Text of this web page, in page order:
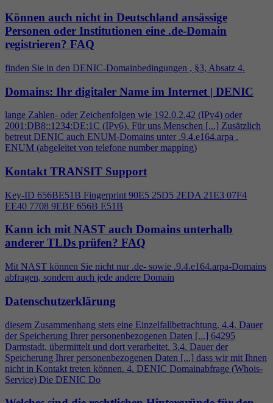
Können auch nicht in Deutschland ansässige
Personen oder Institutionen eine .de-Domain
registrieren? FAQ
finden Sie in den DENIC-Domainbedingungen , §3, Absatz 4.
Domains: Ihr digitaler Name im Internet | DENIC
lange Zahlen- oder Zeichenfolgen wie 192.0.2.42 (IPv4) oder
2001:DB8::1234:DE:1C (IPv6). Für uns Menschen [...] Zusätzlich
betreut DENIC auch ENUM-Domains unter .9.4.e164.arpa .
ENUM (abgeleitet von telefone number mapping)
Kontakt TRANSIT Support
Key-ID 656BE51B Fingerprint 90E5 25D5 2EDA 21E3 07F4
EE40 7708 9EBF 656B E51B
Kann ich mit NAST auch Domains unterhalb
anderer TLDs prüfen? FAQ
Mit NAST können Sie nicht nur .de- sowie .9.4.e164.arpa-Domains
abfragen, sondern auch jede andere Domain
Datenschutzerklärung
diesem Zusammenhang stets eine Einzelfallbetrachtung. 4.4. Dauer
der Speicherung Ihrer personenbezogenen Daten [...] 64295
Darmstadt, übermittelt und dort verarbeitet. 3.4. Dauer der
Speicherung Ihrer personenbezogenen Daten [...] dass wir mit Ihnen
nicht in Kontakt treten können. 4. DENIC Domainabfrage (Whois-
Service) Die DENIC Do